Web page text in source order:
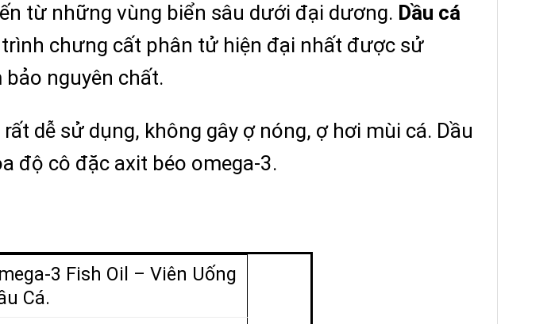
từ những vùng biển sâu dưới đại dương. Dầu cá
chưng cất phân tử hiện đại nhất được sử
nguyên chất.
dễ sử dụng, không gây ợ nóng, ợ hơi mùi cá. Dầu
độ cô đặc axit béo omega-3.
3 Fish Oil – Viên Uống
Cá.